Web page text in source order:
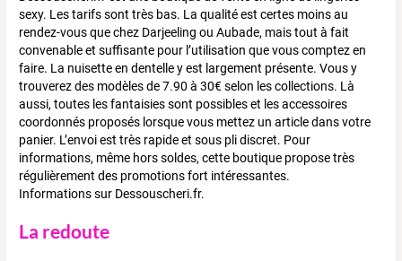
sexy. Les tarifs sont très bas. La qualité est certes moins au
rendez-vous que chez Darjeeling ou Aubade, mais tout à fait
convenable et suffisante pour l’utilisation que vous comptez en
faire. La nuisette en dentelle y est largement présente. Vous y
trouverez des modèles de 7.90 à 30€ selon les collections. Là
aussi, toutes les fantaisies sont possibles et les accessoires
coordonnés proposés lorsque vous mettez un article dans votre
panier. L’envoi est très rapide et sous pli discret. Pour
informations, même hors soldes, cette boutique propose très
régulièrement des promotions fort intéressantes.
Informations sur Dessouscheri.fr.
La redoute